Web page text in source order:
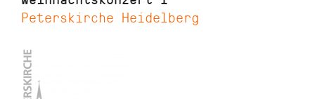
Peterskirche Heidelberg